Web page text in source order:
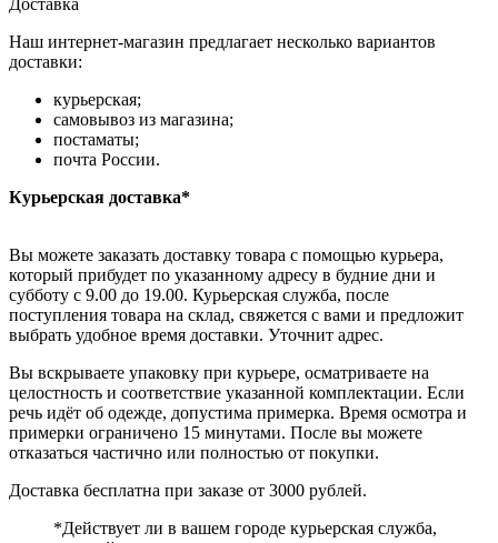
Доставка
Наш интернет-магазин предлагает несколько вариантов
доставки:
курьерская;
самовывоз из магазина;
постаматы;
почта России.
Курьерская доставка*
Вы можете заказать доставку товара с помощью курьера,
который прибудет по указанному адресу в будние дни и
субботу с 9.00 до 19.00. Курьерская служба, после
поступления товара на склад, свяжется с вами и предложит
выбрать удобное время доставки. Уточнит адрес.
Вы вскрываете упаковку при курьере, осматриваете на
целостность и соответствие указанной комплектации. Если
речь идёт об одежде, допустима примерка. Время осмотра и
примерки ограничено 15 минутами. После вы можете
отказаться частично или полностью от покупки.
Доставка бесплатна при заказе от 3000 рублей.
*Действует ли в вашем городе курьерская служба,